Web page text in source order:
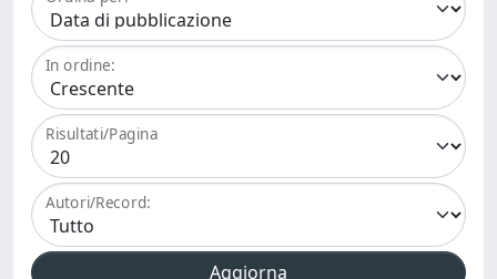
In ordine:
Risultati/Pagina
Autori/Record: